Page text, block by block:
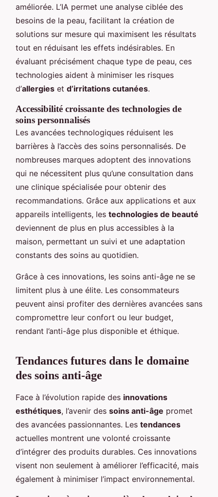
améliorée. L’IA permet une analyse ciblée des
besoins de la peau, facilitant la création de
solutions sur mesure qui maximisent les résultats
tout en réduisant les effets indésirables. En
évaluant précisément chaque type de peau, ces
technologies aident à minimiser les risques
d’allergies et d’irritations cutanées.
Accessibilité croissante des technologies de
soins personnalisés
Les avancées technologiques réduisent les
barrières à l’accès des soins personnalisés. De
nombreuses marques adoptent des innovations
qui ne nécessitent plus qu’une consultation dans
une clinique spécialisée pour obtenir des
recommandations. Grâce aux applications et aux
appareils intelligents, les technologies de beauté
deviennent de plus en plus accessibles à la
maison, permettant un suivi et une adaptation
constants des soins au quotidien.
Grâce à ces innovations, les soins anti-âge ne se
limitent plus à une élite. Les consommateurs
peuvent ainsi profiter des dernières avancées sans
compromettre leur confort ou leur budget,
rendant l’anti-âge plus disponible et éthique.
Tendances futures dans le domaine
des soins anti-âge
Face à l’évolution rapide des innovations
esthétiques, l’avenir des soins anti-âge promet
des avancées passionnantes. Les tendances
actuelles montrent une volonté croissante
d’intégrer des produits durables. Ces innovations
visent non seulement à améliorer l’efficacité, mais
également à minimiser l’impact environnemental.